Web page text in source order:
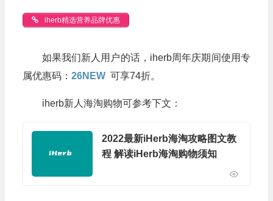
iherb精选营养品牌优惠
如果我们新人用户的话，iherb周年庆期间使用专
属优惠码： 26NEW可享74折。
iherb新人海淘购物可参考下文：
2022最新iHerb海淘攻略图文教
程 解读iHerb海淘购物须知